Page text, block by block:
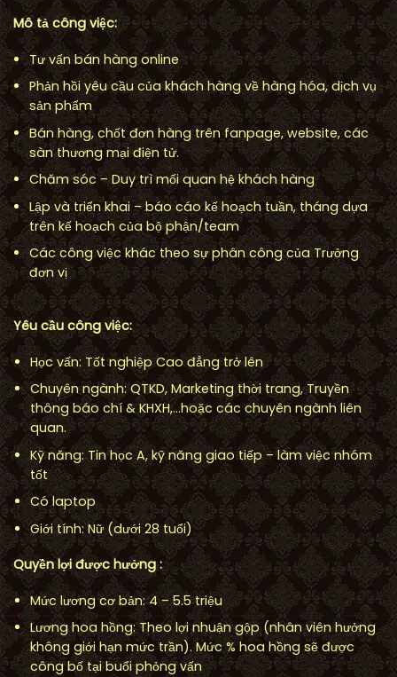
Mô tả công việc:
Tư vấn bán hàng online
Phản hồi yêu cầu của khách hàng về hàng hóa, dịch vụ
sản phẩm
Bán hàng, chốt đơn hàng trên fanpage, website, các
sàn thương mại điện tử.
Chăm sóc – Duy trì mối quan hệ khách hàng
Lập và triển khai – báo cáo kế hoạch tuần, tháng dựa
trên kế hoạch của bộ phận/team
Các công việc khác theo sự phân công của Trưởng
đơn vị
Yêu cầu công việc:
Học vấn: Tốt nghiệp Cao đẳng trở lên
Chuyên ngành: QTKD, Marketing thời trang, Truyền
thông báo chí & KHXH,…hoặc các chuyên ngành liên
quan.
Kỹ năng: Tin học A, kỹ năng giao tiếp – làm việc nhóm
tốt
Có laptop
Giới tính: Nữ (dưới 28 tuổi)
Quyền lợi được hưởng :
Mức lương cơ bản: 4 – 5.5 triệu
Lương hoa hồng: Theo lợi nhuận gộp (nhân viên hưởng
không giới hạn mức trần). Mức % hoa hồng sẽ được
công bố tại buổi phỏng vấn